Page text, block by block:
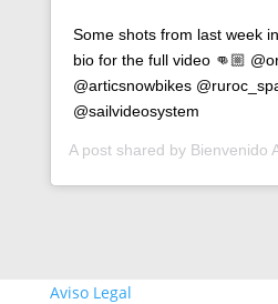
Some shots from last week
bio for the full video 👊🏼
@articsnowbikes
@sailvideosystem
A post shared by Bienvenido
Aviso Legal